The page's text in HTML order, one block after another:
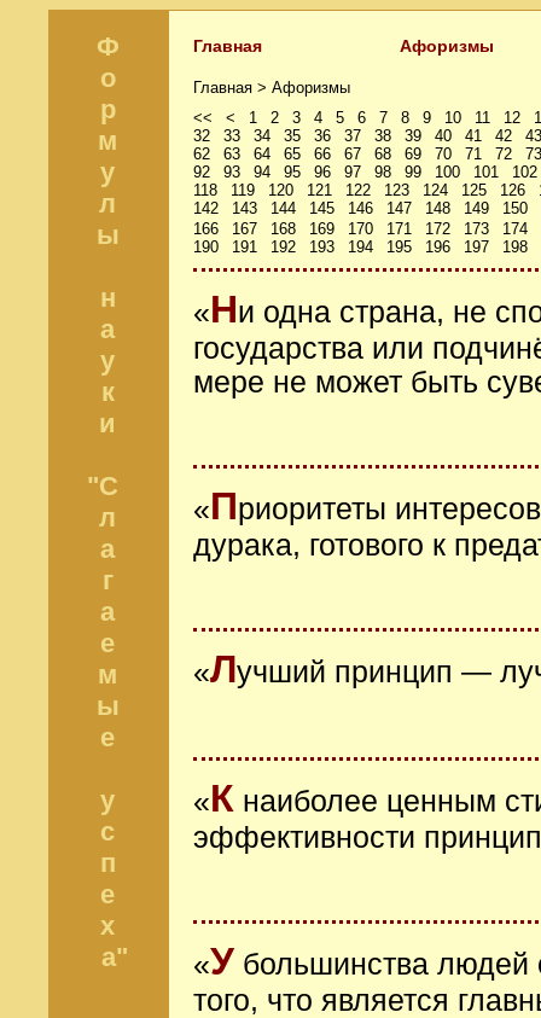
Ф
о
р
м
у
л
ы
н
а
у
к
и
"С
л
а
г
а
е
м
ы
е
у
с
п
е
х
а"
Главная Афоризмы
Главная > Афоризмы
<<
< 1 2 3 4 5 6 7 8 9 10 11 12
32
33 34 35 36 37 38 39 40 41 42
43
62
63 64 65 66 67 68 69 70 71 72
73
92
93 94 95 96 97 98 99 100 101
102
118
119 120 121 122 123 124 125 126
142
143 144 145 146 147 148 149
150
166
167 168 169 170 171 172 173
174
190
191 192 193 194 195 196 197 198
«Ни одна страна, не
государства или
мере не может быть
«Приоритеты
дурака, готового к
«Лучший принцип —
«К наиболее ценным
эффективности
«У большинства людей
того, что является